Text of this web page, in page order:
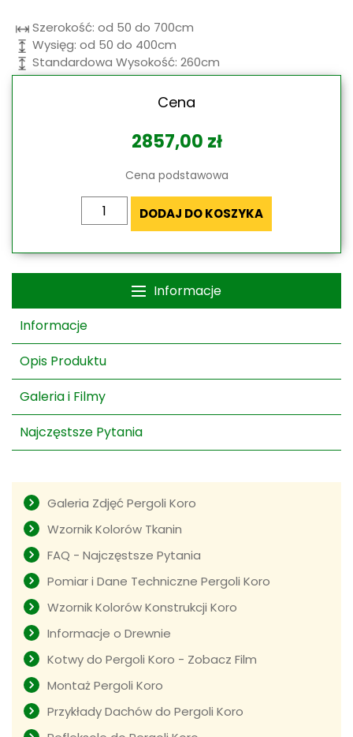
Szerokość: od 50 do 700cm
Wysięg: od 50 do 400cm
Standardowa Wysokość: 260cm
Cena
2857,00 zł
Cena podstawowa
ilość
Pergola
Koro
Wolnostojąca
DODAJ DO KOSZYKA
Informacje
Opis Produktu
Galeria i Filmy
Najczęstsze Pytania
Informacje
Galeria Zdjęć Pergoli Koro
Wzornik Kolorów Tkanin
FAQ - Najczęstsze Pytania
Pomiar i Dane Techniczne Pergoli Koro
Wzornik Kolorów Konstrukcji Koro
Informacje o Drewnie
Kotwy do Pergoli Koro - Zobacz Film
Montaż Pergoli Koro
Przykłady Dachów do Pergoli Koro